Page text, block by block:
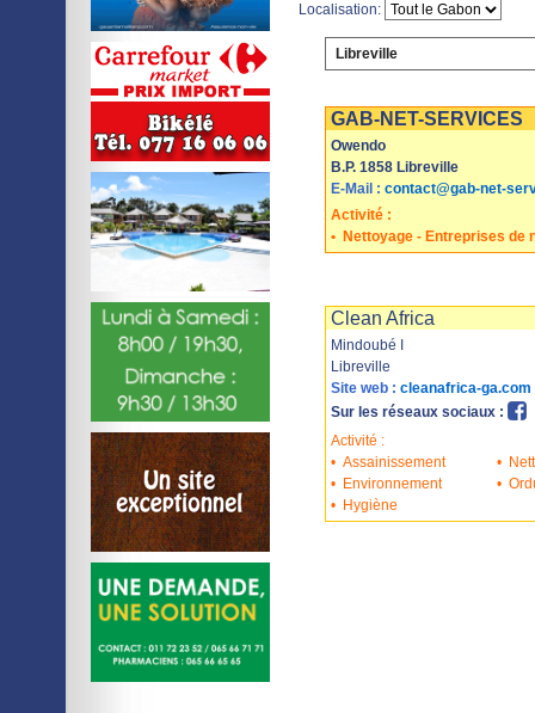
Localisation:
Libreville
GAB-NET-SERVICES
Owendo
B.P. 1858 Libreville
E-Mail : contact@gab-net-
Activité :
• Nettoyage - Entreprises de
Clean Africa
Mindoubé I
Libreville
Site web : cleanafrica-ga.com
Sur les réseaux sociaux :
Activité :
• Assainissement •
• Environnement •
• Hygiène